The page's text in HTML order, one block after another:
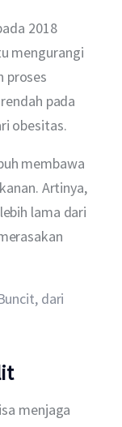
2018
mengurangi
proses
pada
obesitas.
membawa
Artinya,
lama dari
dari
menjaga